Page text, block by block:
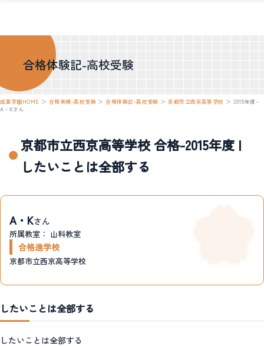
合格体験記-高校受験
成基学園HOME ＞ 合格実績-高校受験 ＞合格体験記-高校受験 ＞京都市立西京高等学校 ＞2015年度-
A・Kさん
京都市立西京高等学校 合格-2015年度 |
したいことは全部する
A・Kさん
所属教室： 山科教室
合格進学校
京都市立西京高等学校
したいことは全部する
したいことは全部する